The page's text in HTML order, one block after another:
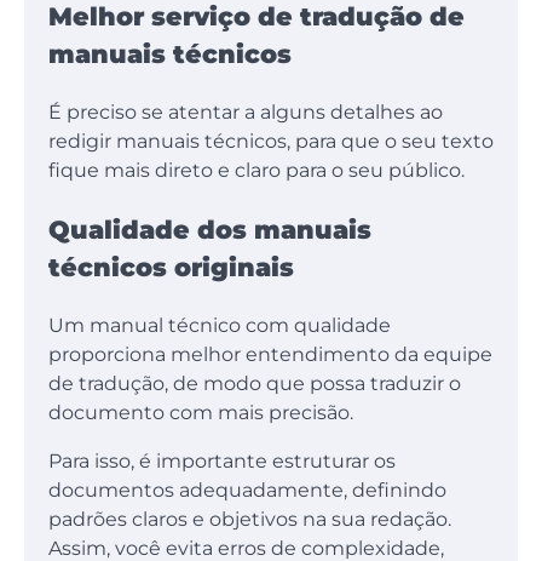
Melhor serviço de tradução de
manuais técnicos
É preciso se atentar a alguns detalhes ao
redigir manuais técnicos, para que o seu texto
fique mais direto e claro para o seu público.
Qualidade dos manuais
técnicos originais
Um manual técnico com qualidade
proporciona melhor entendimento da equipe
de tradução, de modo que possa traduzir o
documento com mais precisão.
Para isso, é importante estruturar os
documentos adequadamente, definindo
padrões claros e objetivos na sua redação.
Assim, você evita erros de complexidade,